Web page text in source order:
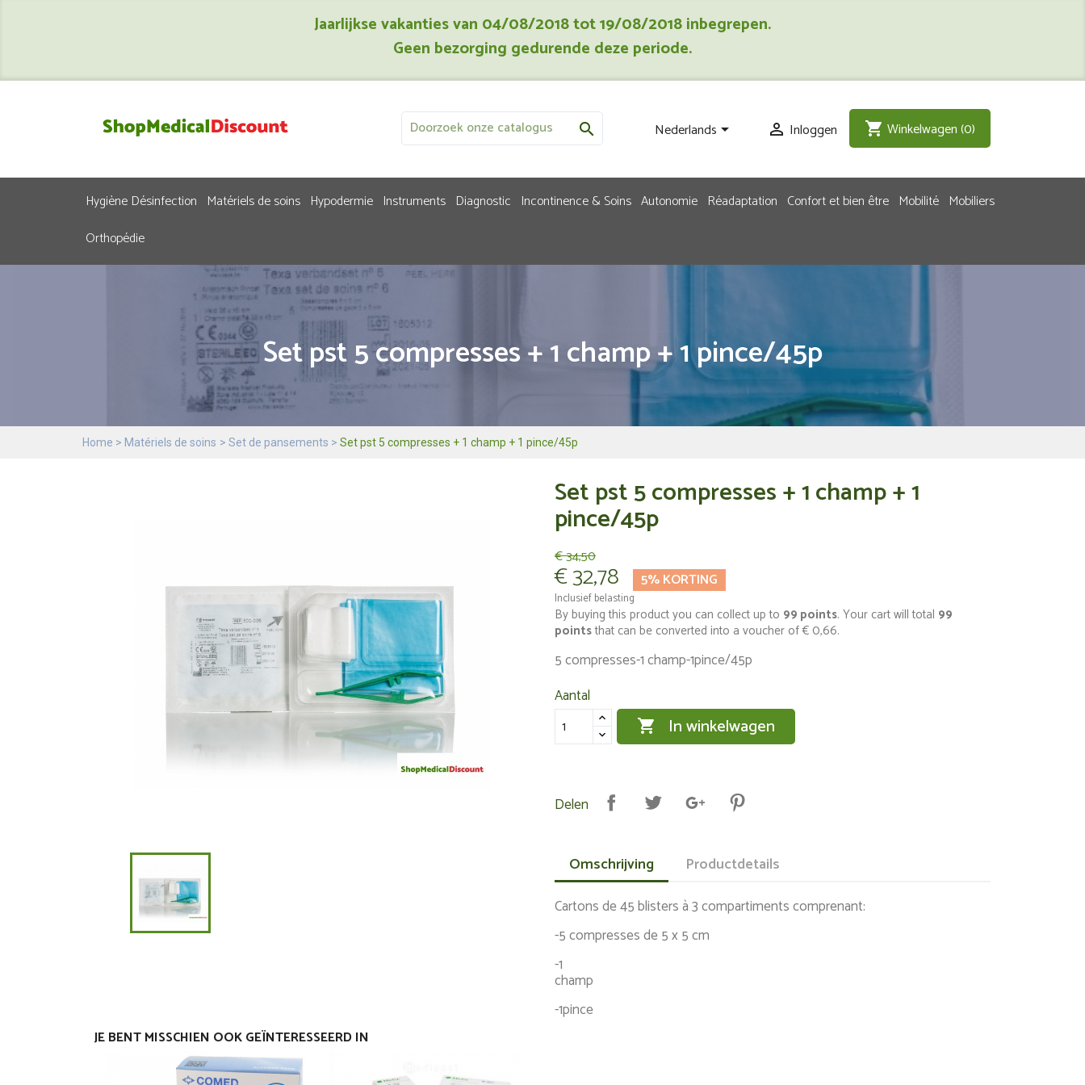
Jaarlijkse vakanties van 04/08/2018 tot 19/08/2018 inbegrepen.
Geen bezorging gedurende deze periode.
 Nederlands  Inloggen shopping_cart Winkelwagen(0)
Hygiène Désinfection Matériels de soins Hypodermie Instruments Diagnostic Incontinence & Soins Autonomie Réadaptation Confort et bien être Mobilité Mobiliers
Orthopédie
Set pst 5 compresses + 1 champ + 1 pince/45p
Home Matériels de soins Set de pansements Set pst 5 compresses + 1 champ + 1 pince/45p
Set pst 5 compresses + 1 champ + 1
pince/45p
€ 34,50
€ 32,78 5% KORTING
Inclusief belasting
By buying this product you can collect up to 99 points. Your cart will total 99
pointsthat can be converted into a voucher of€ 0,66.
5 compresses-1 champ-1pince/45p
Aantal
 In winkelwagen
Delen
Omschrijving Productdetails
Cartons de 45 blisters à 3 compartiments comprenant:
-5 compresses de 5 x 5 cm
-1
champ
-1pince
JE BENT MISSCHIEN OOK GEÏNTERESSEERD IN